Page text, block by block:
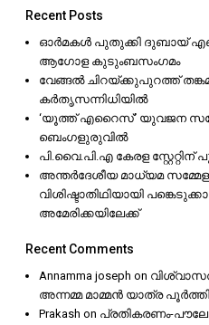
Recent Posts
ഓർമകൾ പുതുക്കി ദുബായ്
ആഗോള കുടുംബസംഗമം
വേങ്ങൽ ചിറയ്ക്കുപുറത്ത്
കർതൃസന്നിധിയിൽ
‘യൂത്ത് എറൈസ്’ യുവജന
ബെംഗളുരുവിൽ
പി.വൈ.പി.എ കേരള
അന്തർദേശീയ മാധ്യമ
വിശിഷ്ടാതിഥിയായി
അമേരിക്കയിലേക്ക്
Recent Comments
Annamma joseph on
അന്നമ്മ മാമ്മൻ യാത്ര
Prakash on പ്രതികരണം-